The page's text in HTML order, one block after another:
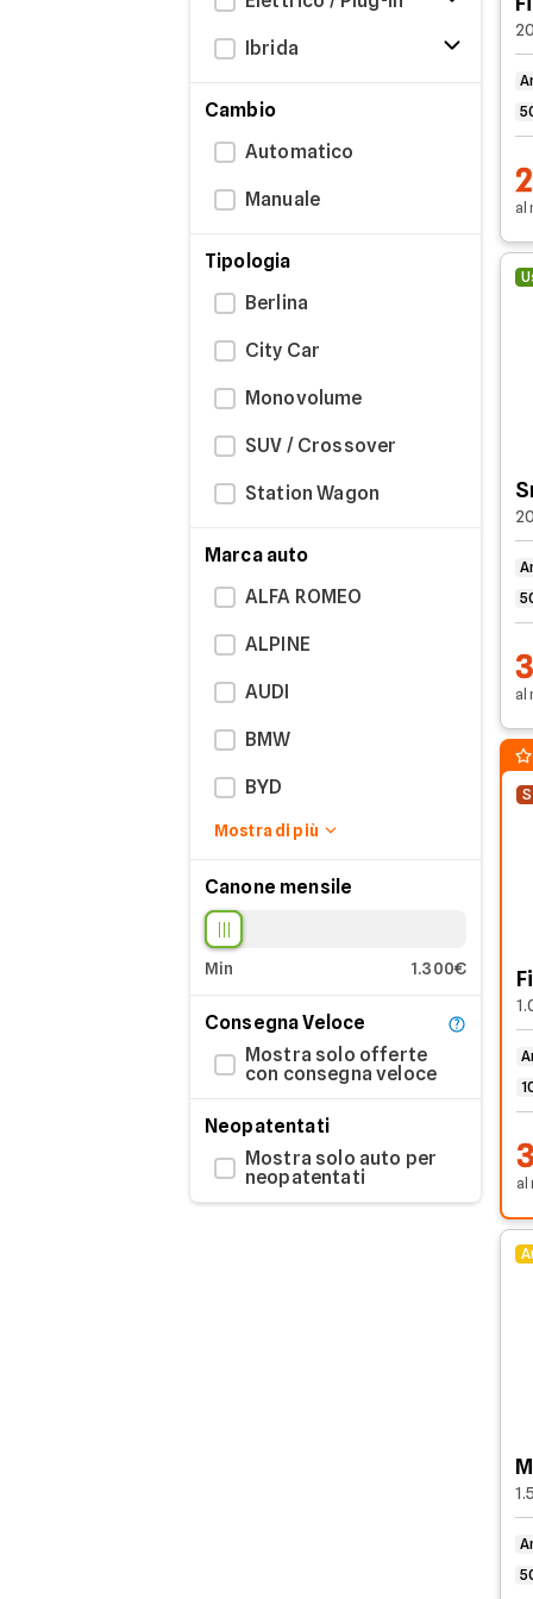
RENAULT Clio
sulla base delle tue reali esigenze. In
Offerte aggiornate al:
Ibrida
Cambio
Automatico
Manuale
Tipologia
Berlina
City Car
Monovolume
SUV / Crossover
Station Wagon
Marca auto
ALFA ROMEO
ALPINE
AUDI
BMW
BYD
CITROEN
DACIA
FORD
GEELY
HONDA
HYUNDAI
Mostra di più
Canone mensile
Min 1.300€
Consegna Veloce
Mostra solo offerte
con consegna veloce
Neopatentati
Mostra solo auto per
neopatentati
al
al
al